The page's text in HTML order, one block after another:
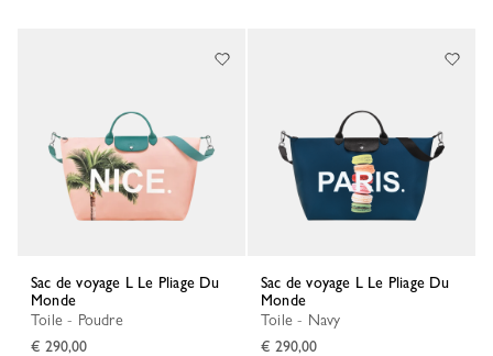
Sac de voyage L Le Pliage Du
Monde
Toile - Poudre
€ 290,00
Sac de voyage L Le Pliage Du
Monde
Toile - Navy
€ 290,00